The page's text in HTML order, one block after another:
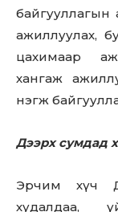
байгууллагын
ажиллуулах,
цахимаар
хангаж
нэгж
Дээрх сумдад
Эрчим хүч
худалдаа,